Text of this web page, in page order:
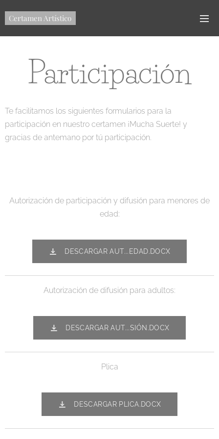
Certamen Artístico
Participación
Te facilitamos los siguientes formularios para la
participación en nuestro certamen ¡Mucha Suerte! y
gracias de antemano por tú participación.
Autorización de participación y difusión para menores de
edad:
DESCARGAR AUT...EDAD.DOCX
Autorización de difusión para adultos:
DESCARGAR AUT...SIÓN.DOCX
Plica
DESCARGAR PLICA.DOCX